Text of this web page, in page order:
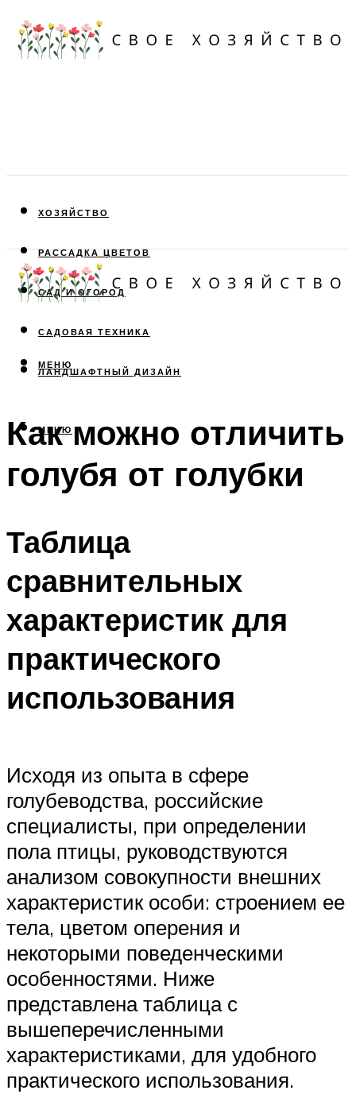
ХОЗЯЙСТВО
РАССАДКА ЦВЕТОВ
САД И ОГОРОД
САДОВАЯ ТЕХНИКА
ЛАНДШАФТНЫЙ ДИЗАЙН
МЕНЮ
МЕНЮ
Как можно отличить
голубя от голубки
Таблица
сравнительных
характеристик для
практического
использования
Исходя из опыта в сфере
голубеводства, российские
специалисты, при определении
пола птицы, руководствуются
анализом совокупности внешних
характеристик особи: строением ее
тела, цветом оперения и
некоторыми поведенческими
особенностями. Ниже
представлена таблица с
вышеперечисленными
характеристиками, для удобного
практического использования.